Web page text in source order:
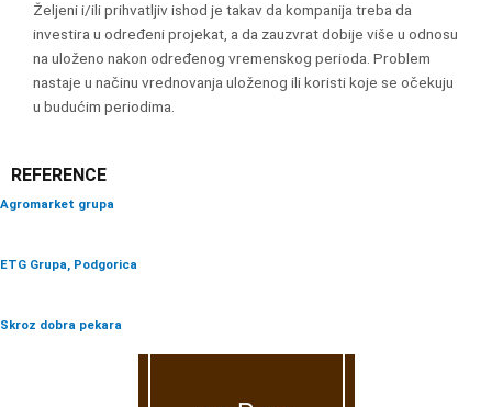
Željeni i/ili prihvatljiv ishod je takav da kompanija treba da
investira u određeni projekat, a da zauzvrat dobije više u odnosu
na uloženo nakon određenog vremenskog perioda. Problem
nastaje u načinu vrednovanja uloženog ili koristi koje se očekuju
u budućim periodima.
REFERENCE
Agromarket grupa
ETG Grupa, Podgorica
Skroz dobra pekara